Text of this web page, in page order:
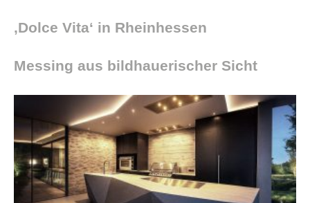
‚Dolce Vita‘ in Rheinhessen
Messing aus bildhauerischer Sicht